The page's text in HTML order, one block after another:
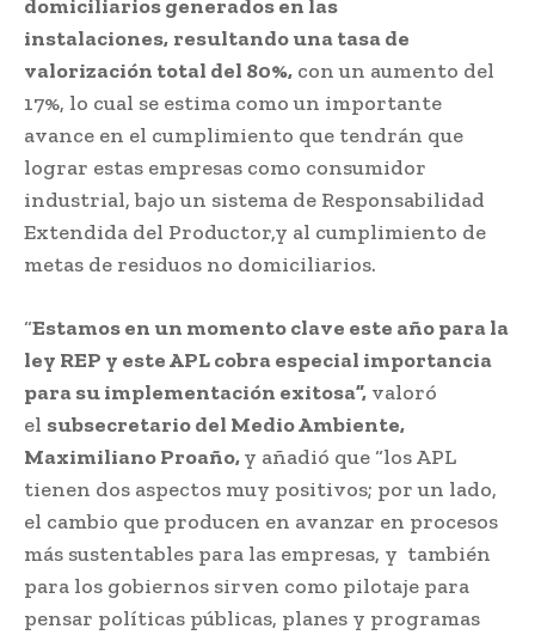
domiciliarios generados en las
instalaciones, resultando una tasa de
valorización total del 80%, con un aumento del
17%, lo cual se estima como un importante
avance en el cumplimiento que tendrán que
lograr estas empresas como consumidor
industrial, bajo un sistema de Responsabilidad
Extendida del Productor,y al cumplimiento de
metas de residuos no domiciliarios.
“Estamos en un momento clave este año para la
ley REP y este APL cobra especial importancia
para su implementación exitosa”, valoró
el subsecretario del Medio Ambiente,
Maximiliano Proaño,y añadió que “los APL
tienen dos aspectos muy positivos; por un lado,
el cambio que producen en avanzar en procesos
más sustentables para las empresas, y también
para los gobiernos sirven como pilotaje para
pensar políticas públicas, planes y programas